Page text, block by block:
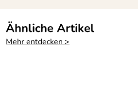
Ähnliche Artikel
Mehr entdecken >